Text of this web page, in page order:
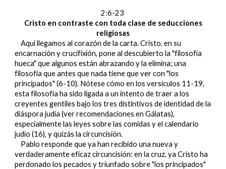
2:6-23
Cristo en contraste con toda clase de seducciones
religiosas
Aquí llegamos al corazón de la carta. Cristo, en su
encarnación y crucifixión, pone al descubierto la "filosofía
hueca" que algunos están abrazando y la elimina; una
filosofía que antes que nada tiene que ver con "los
principados" (6-10). Nótese cómo en los versículos 11-19,
esta filosofía ha sido ligada a un intento de traer a los
creyentes gentiles bajo los tres distintivos de identidad de la
diáspora judía (ver recomendaciones en Gálatas),
especialmente las leyes sobre las comidas y el calendario
judío (16), y quizás la circuncisión.
Pablo responde que ya han recibido una nueva y
verdaderamente eficaz circuncisión: en la cruz, ya Cristo ha
perdonado los pecados y triunfado sobre "los principados"